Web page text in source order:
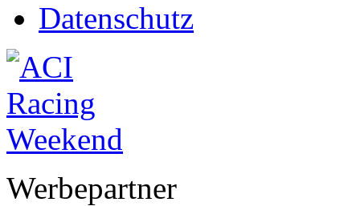
Datenschutz
Werbepartner